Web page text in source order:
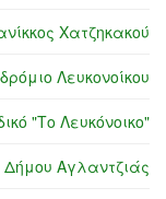
Χατζηκακού
Λευκονοίκου
"Το Λευκόνοικο"
Δήμου Αγλαντζιάς